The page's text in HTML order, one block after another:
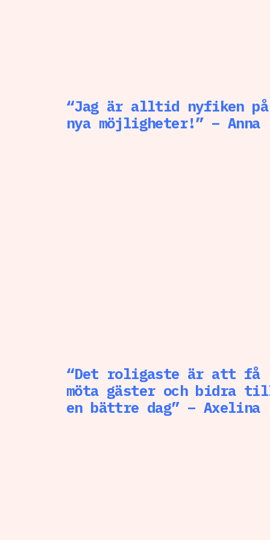
“Jag är alltid nyfiken på
nya möjligheter!” – Anna
“Det roligaste är att få
möta gäster och bidra
en bättre dag” – Axelina